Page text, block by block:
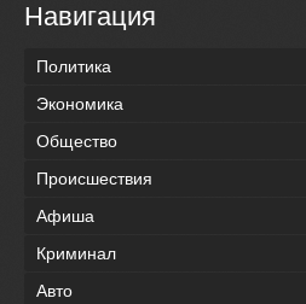
Навигация
Политика
Экономика
Общество
Происшествия
Афиша
Криминал
Авто